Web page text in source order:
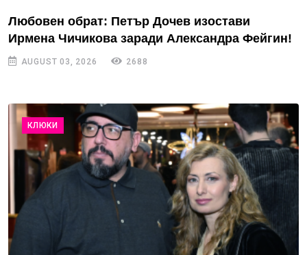
Любовен обрат: Петър Дочев изостави
Ирмена Чичикова заради Александра Фейгин!
AUGUST 03, 2026 2688
КЛЮКИ